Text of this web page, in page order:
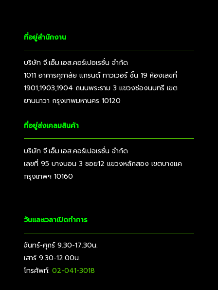
ที่อยู่สำนักงาน
บริษัท จี.เอ็ม.เอส.คอร์เปอเรชั่น จำกัด
1011 อาคารศุภาลัย แกรนด์ ทาวเวอร์ ชั้น 19 ห้องเลขที่
1901,1903,1904 ถนนพระราม 3 แขวงช่องนนทรี เขต
ยานนาวา กรุงเทพมหานคร 10120
ที่อยู่ส่งเคลมสินค้า
บริษัท จี.เอ็ม.เอส.คอร์เปอเรชั่น จำกัด
เลขที่ 95 บางบอน 3 ซอย12 แขวงหลักสอง เขตบางแค
กรุงเทพฯ 10160
วันและเวลาเปิดทำการ
จันทร์-ศุกร์ 9.30-17.30น.
เสาร์ 9.30-12.00น.
โทรศัพท์: 02-041-3018